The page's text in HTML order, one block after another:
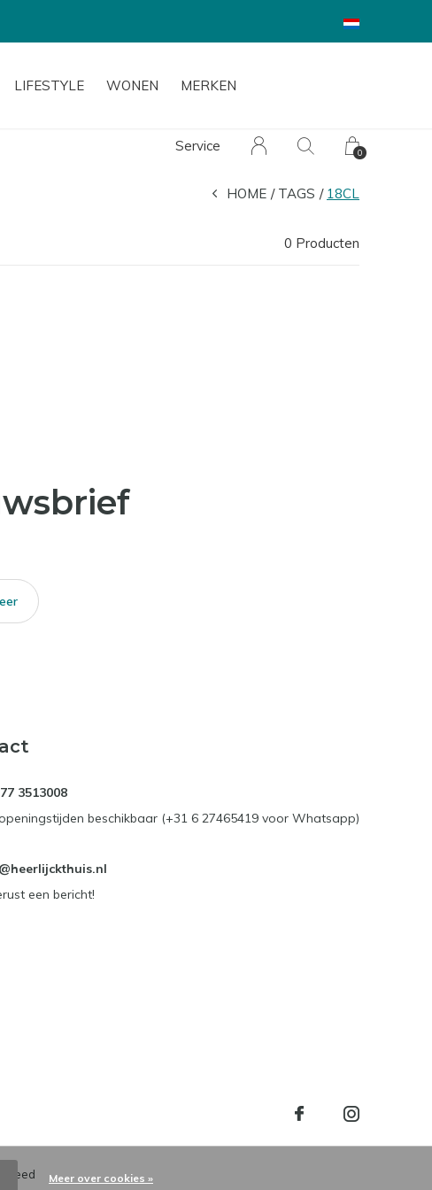
LIFESTYLE WONEN MERKEN
Service 0
HOME TAGS 18CL
0 Producten
3513008
beschikbaar (+31 6 27465419 voor Whatsapp)
een bericht!
feed Meer over cookies »